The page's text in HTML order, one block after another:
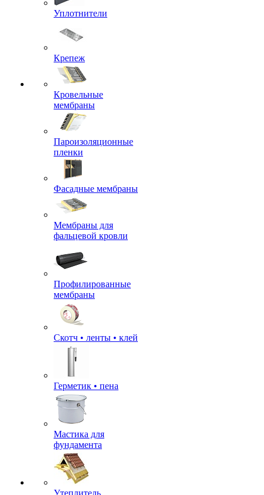
Уплотнители
Крепеж
Кровельные
мембраны
Пароизоляционные
пленки
Фасадные мембраны
Мембраны для
фальцевой кровли
Профилированные
мембраны
Скотч • ленты • клей
Герметик • пена
Мастика для
фундамента
Утеплитель